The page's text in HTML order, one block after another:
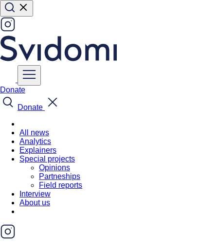
Donate
Donate
All news
Analytics
Explainers
Special projects
Opinions
Partneships
Field reports
Interview
About us